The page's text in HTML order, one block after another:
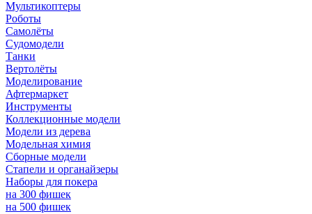
Мультикоптеры
Роботы
Самолёты
Судомодели
Танки
Вертолёты
Моделирование
Афтермаркет
Инструменты
Коллекционные модели
Модели из дерева
Модельная химия
Сборные модели
Стапели и органайзеры
Наборы для покера
на 300 фишек
на 500 фишек